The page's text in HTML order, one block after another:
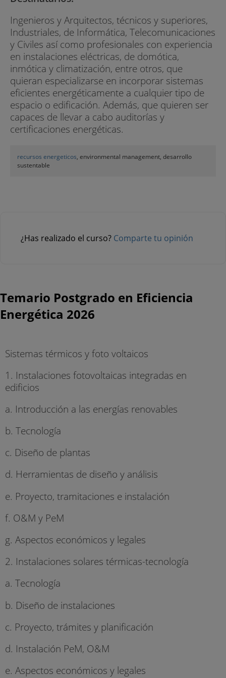
Ingenieros y Arquitectos, técnicos y superiores,
Industriales, de Informática, Telecomunicaciones
y Civiles así como profesionales con experiencia
en instalaciones eléctricas, de domótica,
inmótica y climatización, entre otros, que
quieran especializarse en incorporar sistemas
eficientes energéticamente a cualquier tipo de
espacio o edificación. Además, que quieren ser
capaces de llevar a cabo auditorías y
certificaciones energéticas.
recursos energeticos, environmental management, desarrollo
sustentable
¿Has realizado el curso? Comparte tu opinión
Temario Postgrado en Eficiencia
Energética 2026
Sistemas térmicos y foto voltaicos
1. Instalaciones fotovoltaicas integradas en
edificios
a. Introducción a las energías renovables
b. Tecnología
c. Diseño de plantas
d. Herramientas de diseño y análisis
e. Proyecto, tramitaciones e instalación
f. O&M y PeM
g. Aspectos económicos y legales
2. Instalaciones solares térmicas-tecnología
a. Tecnología
b. Diseño de instalaciones
c. Proyecto, trámites y planificación
d. Instalación PeM, O&M
e. Aspectos económicos y legales